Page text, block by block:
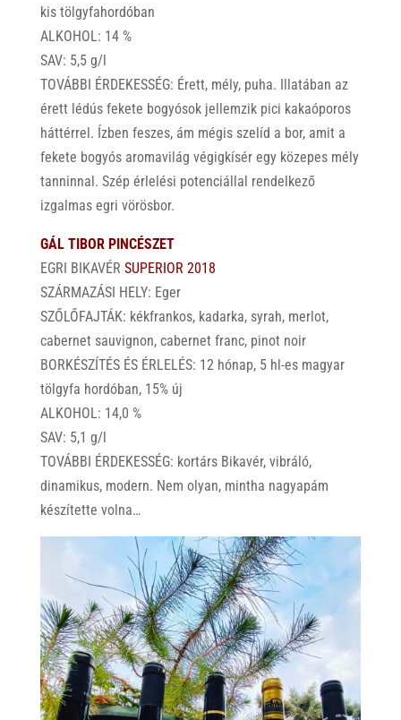
kis tölgyfahordóban
ALKOHOL: 14 %
SAV: 5,5 g/l
TOVÁBBI ÉRDEKESSÉG: Érett, mély, puha. Illatában az
érett lédús fekete bogyósok jellemzik pici kakaóporos
háttérrel. Ízben feszes, ám mégis szelíd a bor, amit a
fekete bogyós aromavilág végigkísér egy közepes mély
tanninnal. Szép érlelési potenciállal rendelkező
izgalmas egri vörösbor.
GÁL TIBOR PINCÉSZET
EGRI BIKAVÉR SUPERIOR 2018
SZÁRMAZÁSI HELY: Eger
SZŐLŐFAJTÁK: kékfrankos, kadarka, syrah, merlot,
cabernet sauvignon, cabernet franc, pinot noir
BORKÉSZÍTÉS ÉS ÉRLELÉS: 12 hónap, 5 hl-es magyar
tölgyfa hordóban, 15% új
ALKOHOL: 14,0 %
SAV: 5,1 g/l
TOVÁBBI ÉRDEKESSÉG: kortárs Bikavér, vibráló,
dinamikus, modern. Nem olyan, mintha nagyapám
készítette volna…